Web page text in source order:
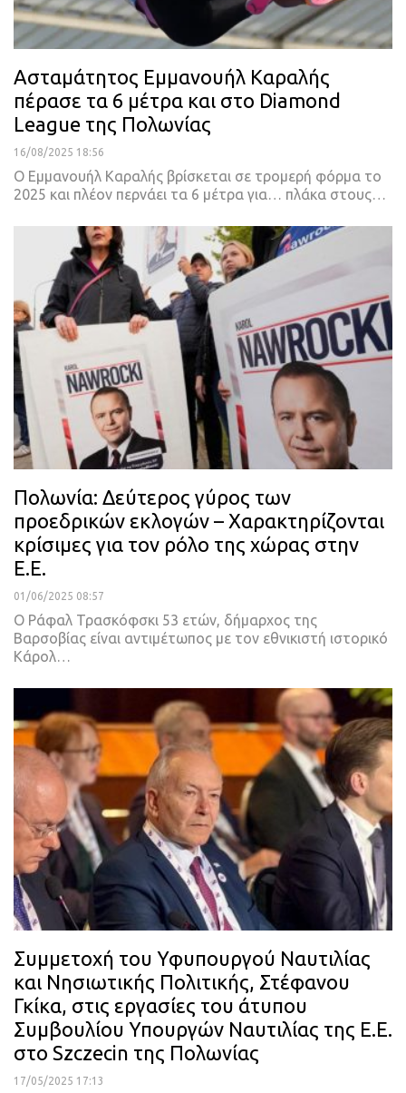
Ασταμάτητος Εμμανουήλ Καραλής
πέρασε τα 6 μέτρα και στο Diamond
League της Πολωνίας
16/08/2025 18:56
Ο Εμμανουήλ Καραλής βρίσκεται σε τρομερή φόρμα το
2025 και πλέον περνάει τα 6 μέτρα για… πλάκα στους…
Πολωνία: Δεύτερος γύρος των
προεδρικών εκλογών – Χαρακτηρίζονται
κρίσιμες για τον ρόλο της χώρας στην
Ε.Ε.
01/06/2025 08:57
Ο Ράφαλ Τρασκόφσκι 53 ετών, δήμαρχος της
Βαρσοβίας είναι αντιμέτωπος με τον εθνικιστή ιστορικό
Κάρολ…
Συμμετοχή του Υφυπουργού Ναυτιλίας
και Νησιωτικής Πολιτικής, Στέφανου
Γκίκα, στις εργασίες του άτυπου
Συμβουλίου Υπουργών Ναυτιλίας της Ε.Ε.
στο Szczecin της Πολωνίας
17/05/2025 17:13